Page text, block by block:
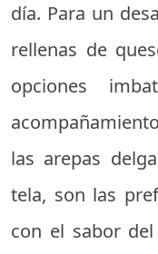
día. Para un
rellenas de
opciones
las arepas
tela, son las
con el sabor